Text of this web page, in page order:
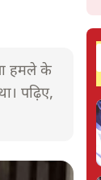
हमले के
पढ़िए,